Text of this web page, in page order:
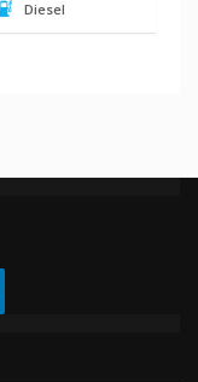
Diesel